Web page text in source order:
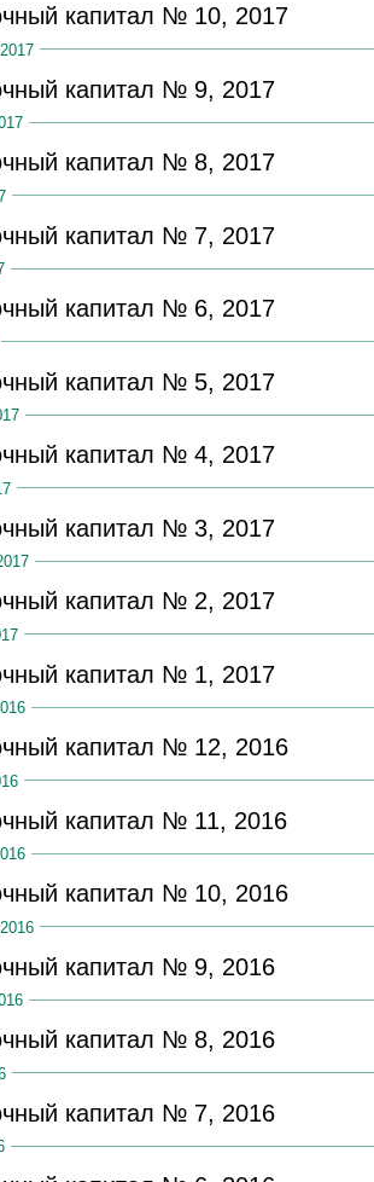
капитал № 10, 2017
капитал № 9, 2017
капитал № 8, 2017
капитал № 7, 2017
капитал № 6, 2017
капитал № 5, 2017
капитал № 4, 2017
капитал № 3, 2017
капитал № 2, 2017
капитал № 1, 2017
капитал № 12, 2016
капитал № 11, 2016
капитал № 10, 2016
капитал № 9, 2016
капитал № 8, 2016
капитал № 7, 2016